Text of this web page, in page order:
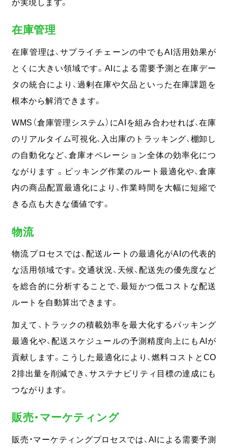
が実現します。
在庫管理
在庫管理は、サプライチェーンの中でもAI活用効果が
とくに大きい領域です。AIによる需要予測と在庫デー
タの統合により、過剰在庫や欠品といった在庫課題を
根本から解消できます。
WMS（倉庫管理システム）にAIを組み合わせれば、在庫
のリアルタイム可視化、入出庫のトラッキング、棚卸し
の自動化など、 倉庫オペレーション全体の効率化につ
ながります 。 ピッキング作業のルート最適化や、倉庫
内の商品配置最適化により、作業時間を大幅に短縮で
きる点も大きな価値です。
物流
物流プロセスでは、配送ルートの最適化がAIの代表的
な活用領域です。交通状況、天候、配送先の優先度など
を総合的に分析することで、最短かつ低コストな配送
ルートを自動算出できます。
加えて、トラックの積載効率を最大化するパッキング
最適化や、配送スケジュールの予測精度向上にもAIが
貢献します。 こうした最適化により、燃料コストとCO
2排出量を削減でき、サステナビリティ目標の達成にも
つながります。
販売・マーケティング
販売・マーケティングプロセスでは、AIによる需要予測